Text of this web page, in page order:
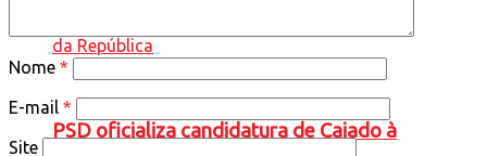
PSD oficializa candidatura de Caiado à
Nome *
E-mail *
Site